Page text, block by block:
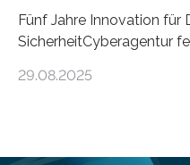
Fünf Jahre Innovation für
SicherheitCyberagentur
ErfolgeDie Agentur für
29.08.2025